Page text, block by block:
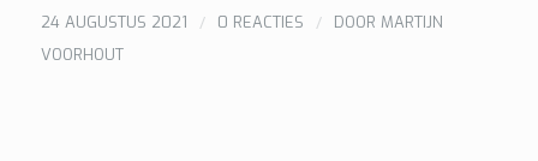
24 AUGUSTUS 2021 / 0 REACTIES / DOOR MARTIJN
VOORHOUT